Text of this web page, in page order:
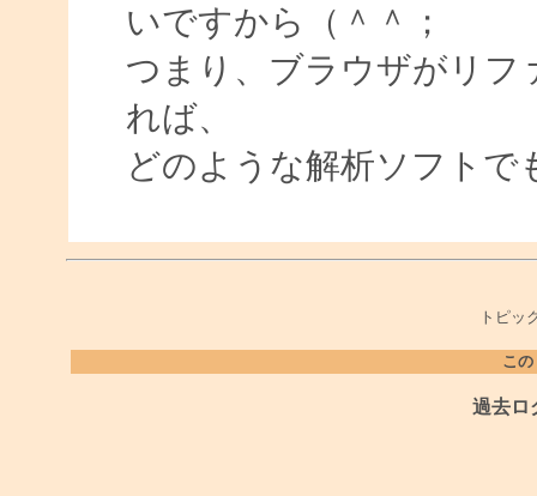
いですから（＾＾；
つまり、ブラウザがリフ
れば、
どのような解析ソフト
トピッ
こ
過去ロ